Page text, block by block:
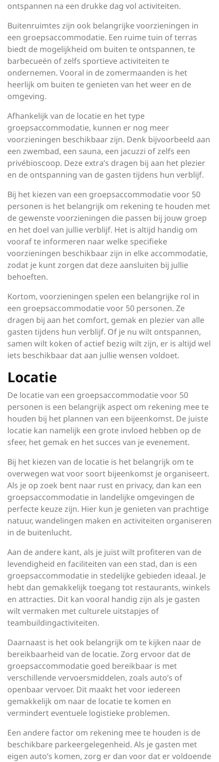
ontspannen na een drukke dag vol activiteiten.
Buitenruimtes zijn ook belangrijke voorzieningen in
een groepsaccommodatie. Een ruime tuin of terras
biedt de mogelijkheid om buiten te ontspannen, te
barbecueën of zelfs sportieve activiteiten te
ondernemen. Vooral in de zomermaanden is het
heerlijk om buiten te genieten van het weer en de
omgeving.
Afhankelijk van de locatie en het type
groepsaccommodatie, kunnen er nog meer
voorzieningen beschikbaar zijn. Denk bijvoorbeeld aan
een zwembad, een sauna, een jacuzzi of zelfs een
privébioscoop. Deze extra’s dragen bij aan het plezier
en de ontspanning van de gasten tijdens hun verblijf.
Bij het kiezen van een groepsaccommodatie voor 50
personen is het belangrijk om rekening te houden met
de gewenste voorzieningen die passen bij jouw groep
en het doel van jullie verblijf. Het is altijd handig om
vooraf te informeren naar welke specifieke
voorzieningen beschikbaar zijn in elke accommodatie,
zodat je kunt zorgen dat deze aansluiten bij jullie
behoeften.
Kortom, voorzieningen spelen een belangrijke rol in
een groepsaccommodatie voor 50 personen. Ze
dragen bij aan het comfort, gemak en plezier van alle
gasten tijdens hun verblijf. Of je nu wilt ontspannen,
samen wilt koken of actief bezig wilt zijn, er is altijd wel
iets beschikbaar dat aan jullie wensen voldoet.
Locatie
De locatie van een groepsaccommodatie voor 50
personen is een belangrijk aspect om rekening mee te
houden bij het plannen van een bijeenkomst. De juiste
locatie kan namelijk een grote invloed hebben op de
sfeer, het gemak en het succes van je evenement.
Bij het kiezen van de locatie is het belangrijk om te
overwegen wat voor soort bijeenkomst je organiseert.
Als je op zoek bent naar rust en privacy, dan kan een
groepsaccommodatie in landelijke omgevingen de
perfecte keuze zijn. Hier kun je genieten van prachtige
natuur, wandelingen maken en activiteiten organiseren
in de buitenlucht.
Aan de andere kant, als je juist wilt profiteren van de
levendigheid en faciliteiten van een stad, dan is een
groepsaccommodatie in stedelijke gebieden ideaal. Je
hebt dan gemakkelijk toegang tot restaurants, winkels
en attracties. Dit kan vooral handig zijn als je gasten
wilt vermaken met culturele uitstapjes of
teambuildingactiviteiten.
Daarnaast is het ook belangrijk om te kijken naar de
bereikbaarheid van de locatie. Zorg ervoor dat de
groepsaccommodatie goed bereikbaar is met
verschillende vervoersmiddelen, zoals auto’s of
openbaar vervoer. Dit maakt het voor iedereen
gemakkelijk om naar de locatie te komen en
vermindert eventuele logistieke problemen.
Een andere factor om rekening mee te houden is de
beschikbare parkeergelegenheid. Als je gasten met
eigen auto’s komen, zorg er dan voor dat er voldoende